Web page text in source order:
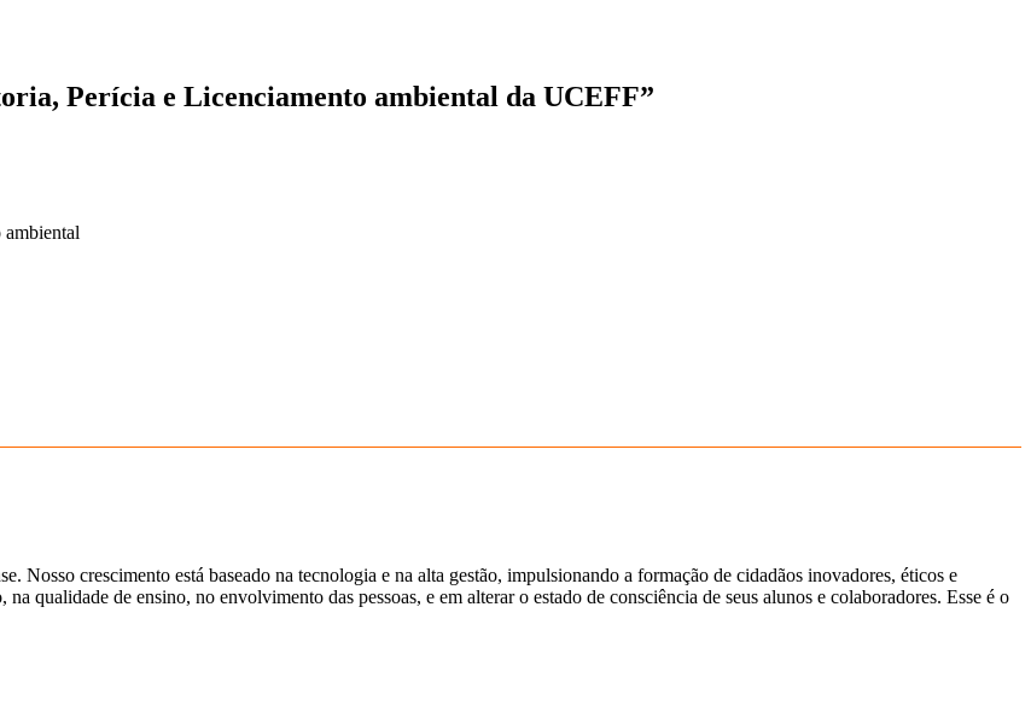
Perícia e Licenciamento ambiental da UCEFF”
ambiental
Nosso crescimento está baseado na tecnologia e na alta gestão, impulsionando a formação de cidadãos inovadores, éticos e
qualidade de ensino, no envolvimento das pessoas, e em alterar o estado de consciência de seus alunos e colaboradores. Esse é o